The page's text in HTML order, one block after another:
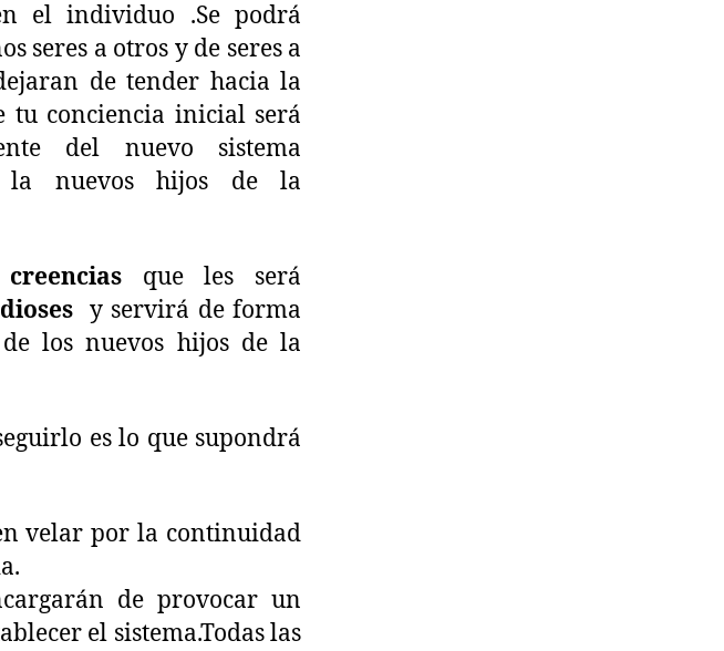
el individuo .Se podrá
seres a otros y de seres a
de tender hacia la
tu conciencia inicial será
del nuevo sistema
la nuevos hijos de la
que les será
y servirá de forma
los nuevos hijos de la
es lo que supondrá
velar por la continuidad
de provocar un
el sistema.Todas las